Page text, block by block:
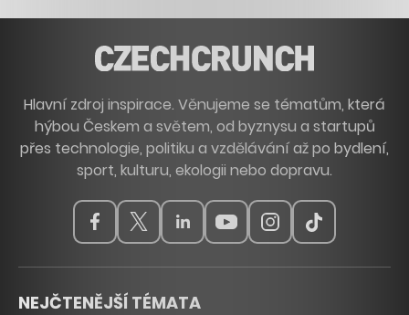
Hlavní zdroj inspirace. Věnujeme se tématům, která
hýbou Českem a světem, od byznysu a startupů
přes technologie, politiku a vzdělávání až po bydlení,
sport, kulturu, ekologii nebo dopravu.
NEJČTENĚJŠÍ TÉMATA